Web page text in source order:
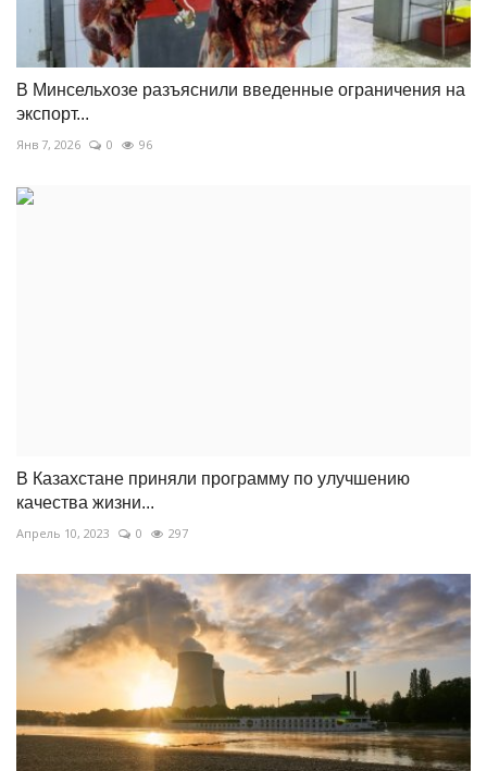
В Минсельхозе разъяснили введенные ограничения на
экспорт...
Янв 7, 2026 0 96
В Казахстане приняли программу по улучшению
качества жизни...
Апрель 10, 2023 0 297